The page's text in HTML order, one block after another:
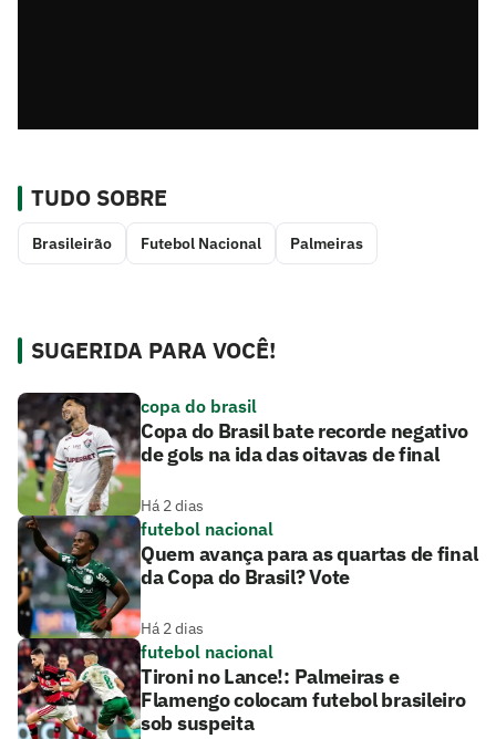
TUDO SOBRE
Brasileirão Futebol Nacional Palmeiras
SUGERIDA PARA VOCÊ!
copa do brasil
Copa do Brasil bate recorde negativo
de gols na ida das oitavas de final
Há 2 dias
futebol nacional
Quem avança para as quartas de final
da Copa do Brasil? Vote
Há 2 dias
futebol nacional
Tironi no Lance!: Palmeiras e
Flamengo colocam futebol brasileiro
sob suspeita